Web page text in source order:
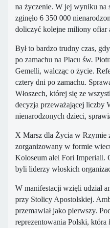
na życzenie. W jej wyniku na
zginęło 6 350 000
doliczyć kolejne miliony ofiar
Był to bardzo trudny czas,
po zamachu na Placu św.
Gemelli, walcząc o życie.
cztery dni po zamachu.
Włoszech, której się ze
decyzja przeważającej liczby
nienarodzonych dzieci,
X Marsz dla Życia w Rzymie
zorganizowany w formie
Koloseum alei Fori Imperiali.
byli liderzy włoskich
W manifestacji wzięli udział
przy Stolicy Apostolskiej.
przemawiał jako pierwszy.
reprezentowania Polski, która